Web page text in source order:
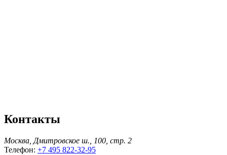
Контакты
Москва, Дмитровское ш., 100, стр. 2
Телефон: +7 495 822-32-95